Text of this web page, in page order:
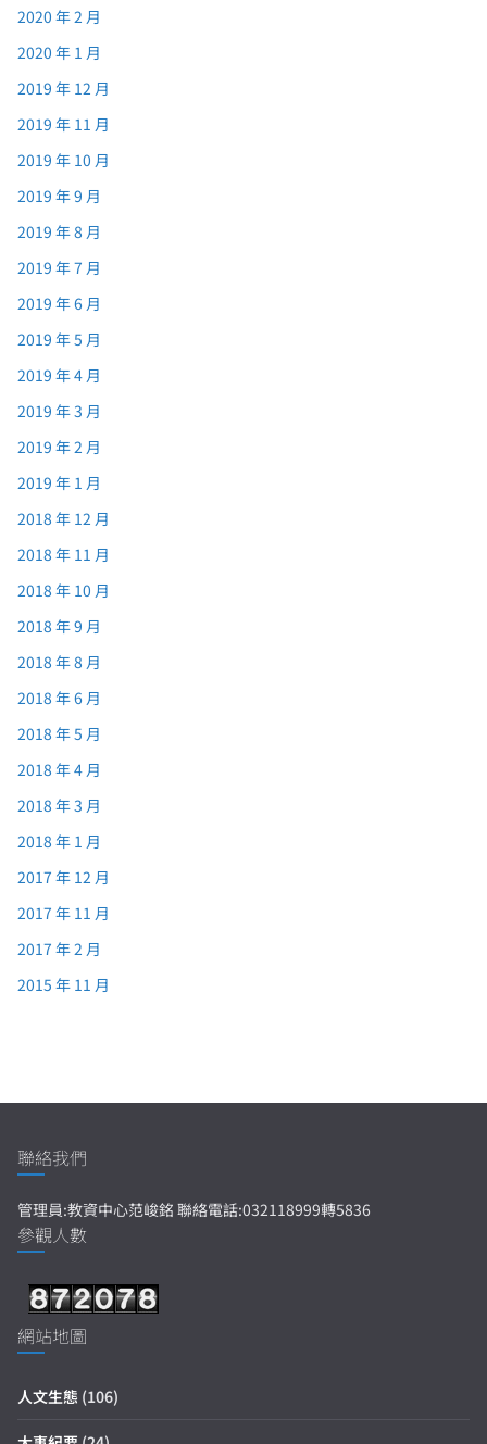
2020 年 2 月
2020 年 1 月
2019 年 12 月
2019 年 11 月
2019 年 10 月
2019 年 9 月
2019 年 8 月
2019 年 7 月
2019 年 6 月
2019 年 5 月
2019 年 4 月
2019 年 3 月
2019 年 2 月
2019 年 1 月
2018 年 12 月
2018 年 11 月
2018 年 10 月
2018 年 9 月
2018 年 8 月
2018 年 6 月
2018 年 5 月
2018 年 4 月
2018 年 3 月
2018 年 1 月
2017 年 12 月
2017 年 11 月
2017 年 2 月
2015 年 11 月
聯絡我們
管理員:教資中心范峻銘 聯絡電話:032118999轉5836
參觀人數
網站地圖
人文生態 (106)